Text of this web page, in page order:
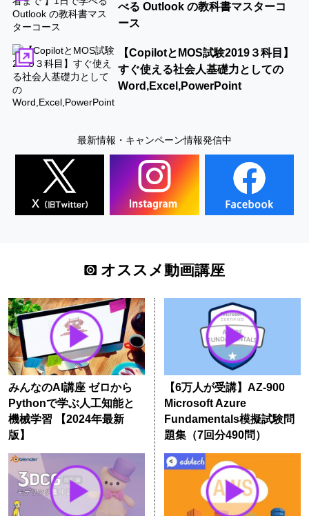
べる Outlook の教科書マスターコ
ース
【CopilotとMOS試験2019３科目】
すぐ使える社会人基礎力としての
Word,Excel,PowerPoint
最新情報・キャンペーン情報発信中
オススメ動画講座
みんなのAI講座 ゼロから
Pythonで学ぶ人工知能と
機械学習 【2024年最新
版】
【6万人が受講】AZ-900
Microsoft Azure
Fundamentals模擬試験問
題集（7回分490問）